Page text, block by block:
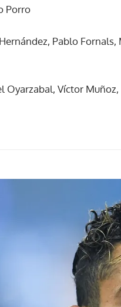
Porro
Pablo
Oyarzabal, Víctor